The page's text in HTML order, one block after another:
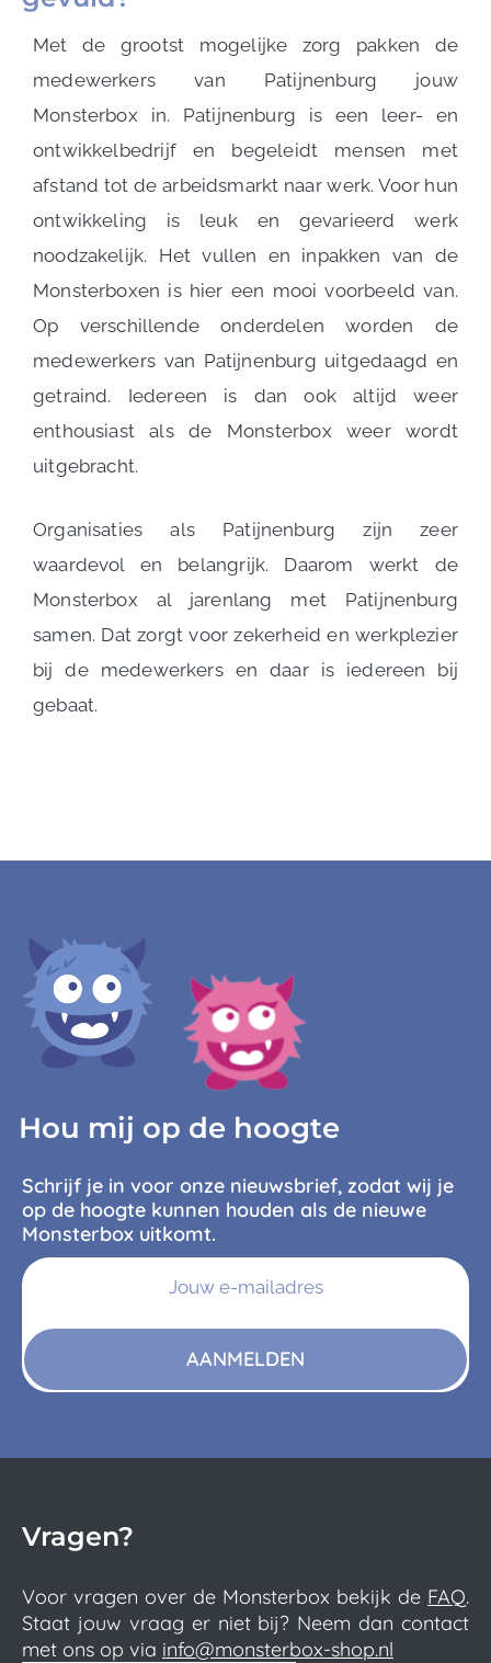
Met de grootst mogelijke zorg pakken de
medewerkers van Patijnenburg jouw
Monsterbox in. Patijnenburg is een leer- en
ontwikkelbedrijf en begeleidt mensen met
afstand tot de arbeidsmarkt naar werk. Voor hun
ontwikkeling is leuk en gevarieerd werk
noodzakelijk. Het vullen en inpakken van de
Monsterboxen is hier een mooi voorbeeld van.
Op verschillende onderdelen worden de
medewerkers van Patijnenburg uitgedaagd en
getraind. Iedereen is dan ook altijd weer
enthousiast als de Monsterbox weer wordt
uitgebracht.
Organisaties als Patijnenburg zijn zeer
waardevol en belangrijk. Daarom werkt de
Monsterbox al jarenlang met Patijnenburg
samen. Dat zorgt voor zekerheid en werkplezier
bij de medewerkers en daar is iedereen bij
gebaat.
Hou mij op de hoogte
Schrijf je in voor onze nieuwsbrief, zodat wij je
op de hoogte kunnen houden als de nieuwe
Monsterbox uitkomt.
AANMELDEN
Vragen?
Voor vragen over de Monsterbox bekijk de FAQ.
Staat jouw vraag er niet bij? Neem dan contact
met ons op via info@monsterbox-shop.nl